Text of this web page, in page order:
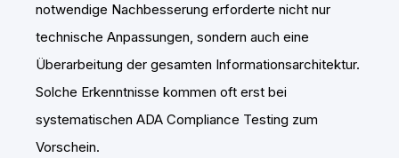
notwendige Nachbesserung erforderte nicht nur
technische Anpassungen, sondern auch eine
Überarbeitung der gesamten Informationsarchitektur.
Solche Erkenntnisse kommen oft erst bei
systematischen ADA Compliance Testing zum
Vorschein.